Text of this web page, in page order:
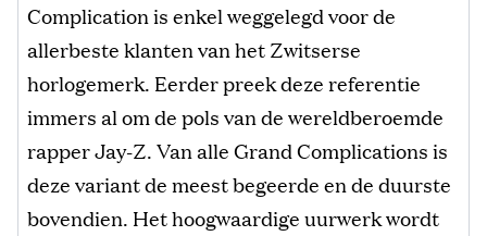
Complication is enkel weggelegd voor de
allerbeste klanten van het Zwitserse
horlogemerk. Eerder preek deze referentie
immers al om de pols van de wereldberoemde
rapper Jay-Z. Van alle Grand Complications is
deze variant de meest begeerde en de duurste
bovendien. Het hoogwaardige uurwerk wordt